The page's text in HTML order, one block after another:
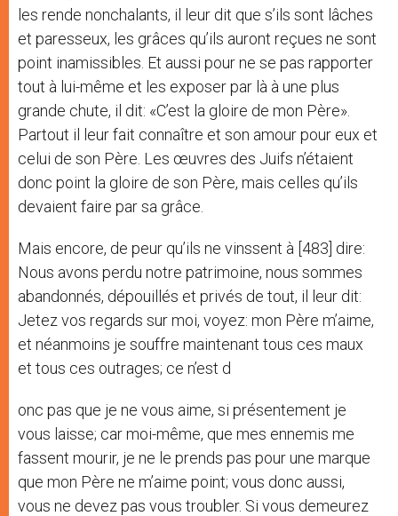
les rende nonchalants, il leur dit que s’ils sont lâches
et paresseux, les grâces qu’ils auront reçues ne sont
point inamissibles. Et aussi pour ne se pas rapporter
tout à lui-même et les exposer par là à une plus
grande chute, il dit: «C’est la gloire de mon Père».
Partout il leur fait connaître et son amour pour eux et
celui de son Père. Les œuvres des Juifs n’étaient
donc point la gloire de son Père, mais celles qu’ils
devaient faire par sa grâce.
Mais encore, de peur qu’ils ne vinssent à [483] dire:
Nous avons perdu notre patrimoine, nous sommes
abandonnés, dépouillés et privés de tout, il leur dit:
Jetez vos regards sur moi, voyez: mon Père m’aime,
et néanmoins je souffre maintenant tous ces maux
et tous ces outrages; ce n’est d
onc pas que je ne vous aime, si présentement je
vous laisse; car moi-même, que mes ennemis me
fassent mourir, je ne le prends pas pour une marque
que mon Père ne m’aime point; vous donc aussi,
vous ne devez pas vous troubler. Si vous demeurez